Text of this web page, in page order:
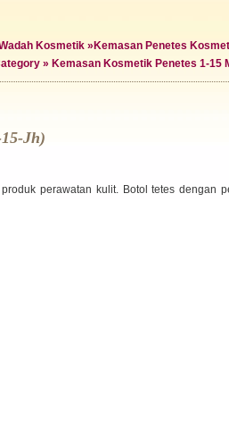
Kosmetik » Kemasan Penetes
» Kemasan Kosmetik Penetes 1-15
Jh)
perawatan kulit. Botol tetes dengan